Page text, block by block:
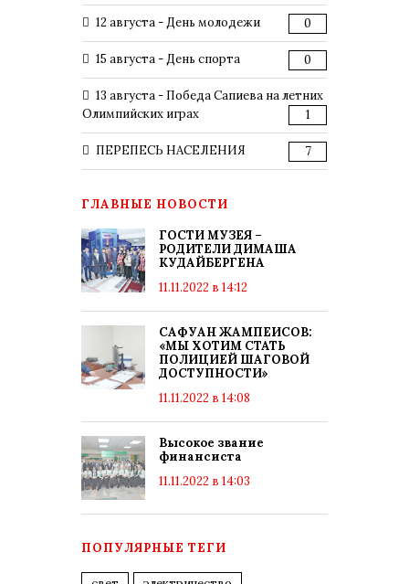
12 августа - День молодежи 0
15 августа - День спорта 0
13 августа - Победа Сапиева на летних
Олимпийских играх
1
ПЕРЕПЕСЬ НАСЕЛЕНИЯ 7
ГЛАВНЫЕ НОВОСТИ
ГОСТИ МУЗЕЯ –
РОДИТЕЛИ ДИМАША
КУДАЙБЕРГЕНА
11.11.2022 в 14:12
САФУАН ЖАМПЕИСОВ:
«МЫ ХОТИМ СТАТЬ
ПОЛИЦИЕЙ ШАГОВОЙ
ДОСТУПНОСТИ»
11.11.2022 в 14:08
Высокое звание
финансиста
11.11.2022 в 14:03
ПОПУЛЯРНЫЕ ТЕГИ